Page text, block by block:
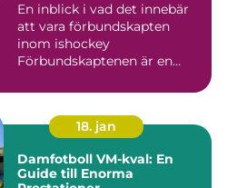
En inblick i vad det innebär
att vara förbundskapten
inom ishockey
Förbundskaptenen är en
18. jan
Damfotboll VM-kval: En
Guide till Enorma